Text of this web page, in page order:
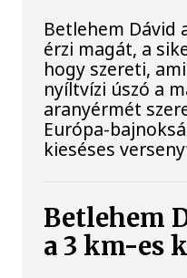
Betlehem Dávid
érzi magát, a
hogy szereti,
nyíltvízi úszó a
aranyérmét
Európa-
kieséses
Betlehem
a 3 km-es